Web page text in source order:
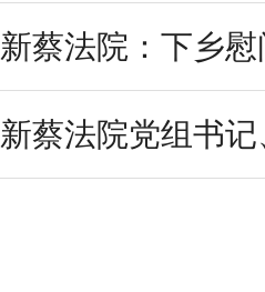
新蔡法院：下乡
新蔡法院党组书